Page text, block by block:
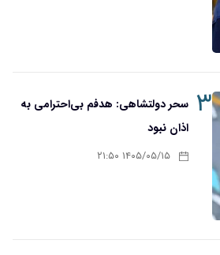
۳ سحر دولتشاهی: هدفم بی‌احترامی به
اذان نبود
۱۴۰۵/۰۵/۱۵ ۲۱:۵۰